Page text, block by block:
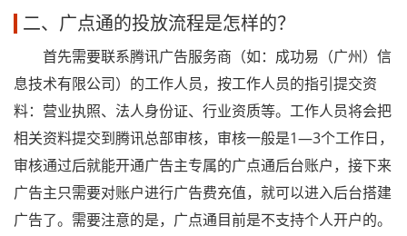
二、广点通的投放流程是怎样的？
首先需要联系腾讯广告服务商（如：成功易（广州）信
息技术有限公司）的工作人员，按工作人员的指引提交资
料：营业执照、法人身份证、行业资质等。工作人员将会把
相关资料提交到腾讯总部审核，审核一般是1—3个工作日，
审核通过后就能开通广告主专属的广点通后台账户，接下来
广告主只需要对账户进行广告费充值，就可以进入后台搭建
广告了。需要注意的是，广点通目前是不支持个人开户的。